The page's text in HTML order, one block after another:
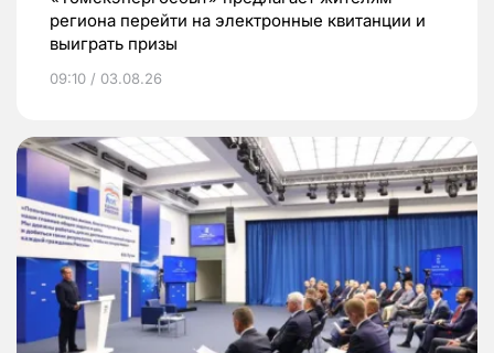
региона перейти на электронные квитанции и
выиграть призы
09:10 / 03.08.26